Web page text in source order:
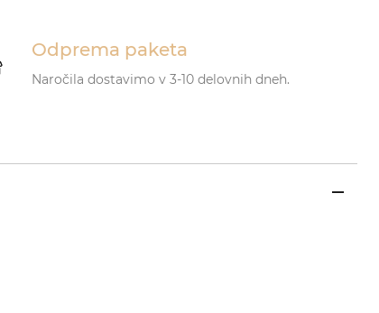
Odprema paketa
Naročila dostavimo v 3-10 delovnih dneh.